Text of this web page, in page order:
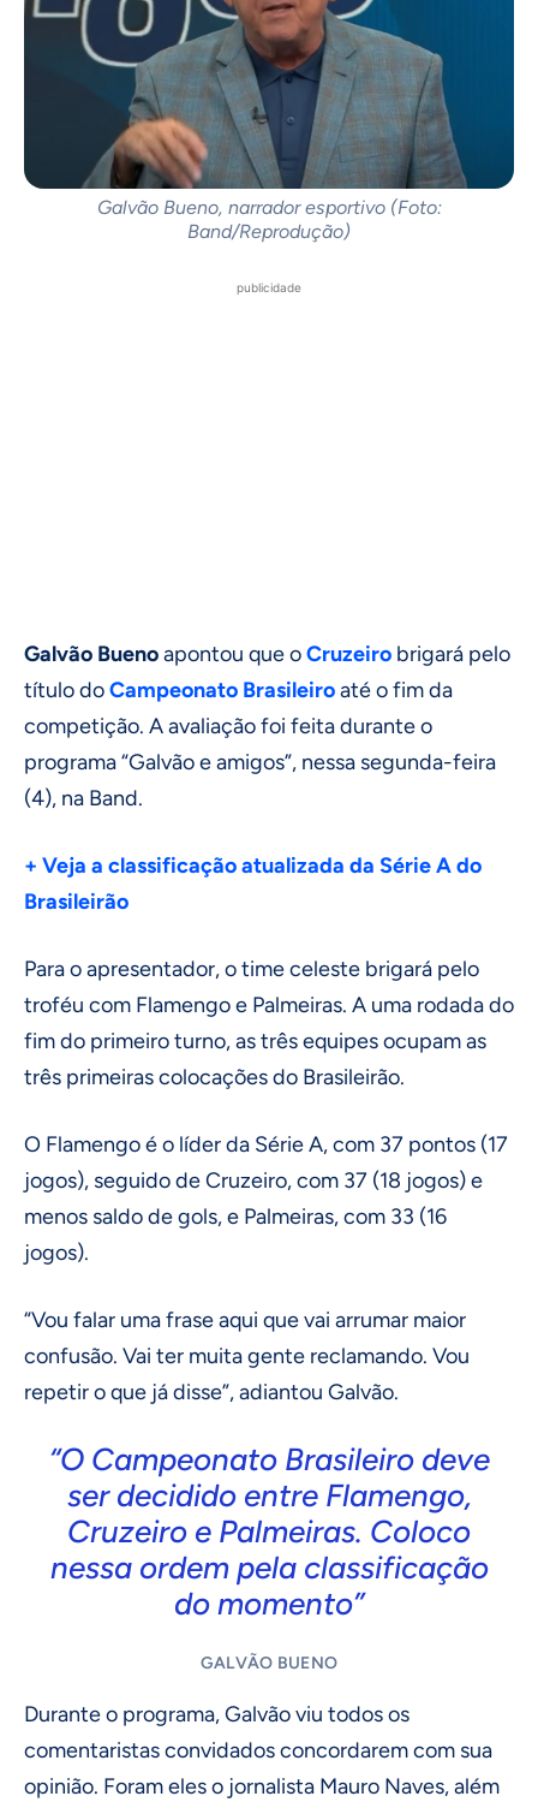
Galvão Bueno, narrador esportivo (Foto:
Band/Reprodução)
publicidade
Galvão Buenoapontou que oCruzeiro brigará pelo
título doCampeonato Brasileiroaté o fim da
competição. A avaliação foi feita durante o
programa “Galvão e amigos”, nessa segunda-feira
(4), na Band.
+ Veja a classificação atualizada da Série A do
Brasileirão
Para o apresentador, o time celeste brigará pelo
troféu com Flamengo e Palmeiras. A uma rodada do
fim do primeiro turno, as três equipes ocupam as
três primeiras colocações do Brasileirão.
O Flamengo é o líder da Série A, com 37 pontos (17
jogos), seguido de Cruzeiro, com 37 (18 jogos) e
menos saldo de gols, e Palmeiras, com 33 (16
jogos).
“Vou falar uma frase aqui que vai arrumar maior
confusão. Vai ter muita gente reclamando. Vou
repetir o que já disse”, adiantou Galvão.
“O Campeonato Brasileiro deve
ser decidido entre Flamengo,
Cruzeiro e Palmeiras. Coloco
nessa ordem pela classificação
do momento”
GALVÃO BUENO
Durante o programa, Galvão viu todos os
comentaristas convidados concordarem com sua
opinião. Foram eles o jornalista Mauro Naves, além